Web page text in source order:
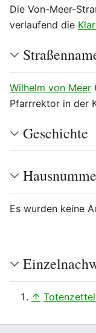
Die Von-Meer-
verlaufend die
Wilhelm von Meer
Pfarrrektor in der
Geschichte
Es wurden keine
↑